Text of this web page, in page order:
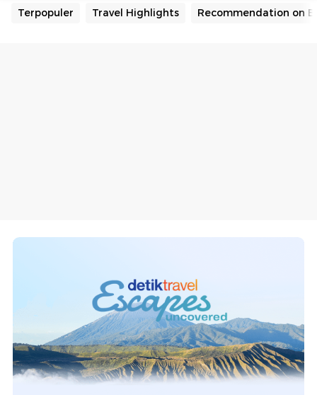
Terpopuler Travel Highlights Recommendation on